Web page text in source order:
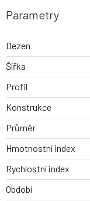
Parametry
Dezen
Šířka
Profil
Konstrukce
Průměr
Hmotnostní index
Rychlostní index
Období